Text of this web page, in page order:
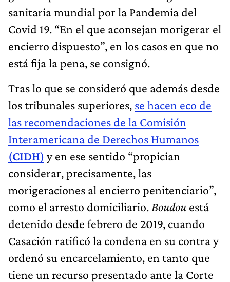
sanitaria mundial por la Pandemia del
Covid 19. “En el que aconsejan morigerar el
encierro dispuesto”, en los casos en que no
está fija la pena, se consignó.
Tras lo que se consideró que además desde
los tribunales superiores, se hacen eco de
las recomendaciones de la Comisión
Interamericana de Derechos Humanos
(CIDH) y en ese sentido “propician
considerar, precisamente, las
morigeraciones al encierro penitenciario”,
como el arresto domiciliario. Boudou está
detenido desde febrero de 2019, cuando
Casación ratificó la condena en su contra y
ordenó su encarcelamiento, en tanto que
tiene un recurso presentado ante la Corte